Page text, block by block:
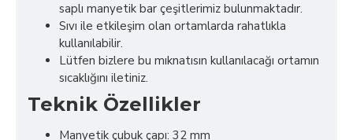
saplı manyetik bar çeşitlerimiz bulunmaktadır.
Sıvı ile etkileşim olan ortamlarda rahatlıkla
kullanılabilir.
Lütfen bizlere bu mıknatısın kullanılacağı ortamın
sıcaklığını iletiniz.
Teknik Özellikler
Manyetik çubuk çapı: 32 mm